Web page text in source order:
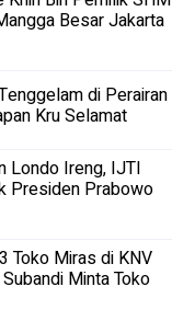
Besar Jakarta
di Perairan
Kru Selamat
Londo Ireng, IJTI
Presiden Prabowo
Toko Miras di KNV
Minta Toko